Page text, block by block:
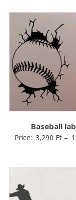
Baseball
Price: 3,290 Ft –